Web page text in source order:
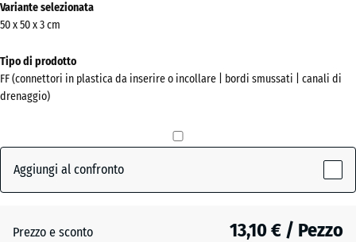
informazioni
sui
colori?
Mostra
la
Grigio
ardesia(active)
Variante selezionata
50 x 50 x 3 cm
Tipo di prodotto
FF (connettori in plastica da inserire o incollare | bordi smussati | canali di
drenaggio)
Aggiungi al confronto
Prezzo e sconto 13,10 € / Pezzo